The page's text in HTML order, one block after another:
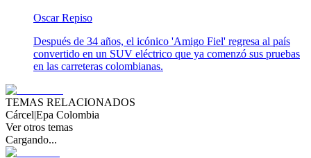
Oscar Repiso
Después de 34 años, el icónico 'Amigo Fiel' regresa al país
convertido en un SUV eléctrico que ya comenzó sus pruebas
en las carreteras colombianas.
TEMAS RELACIONADOS
Cárcel|Epa Colombia
Ver otros temas
Cargando...